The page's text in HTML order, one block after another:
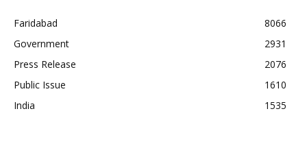
Faridabad
8066
Government
2931
Press Release
2076
Public Issue
1610
India
1535